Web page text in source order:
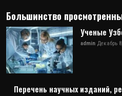
Большинство
Ученые
admin Декабрь
Перечень научных изданий,